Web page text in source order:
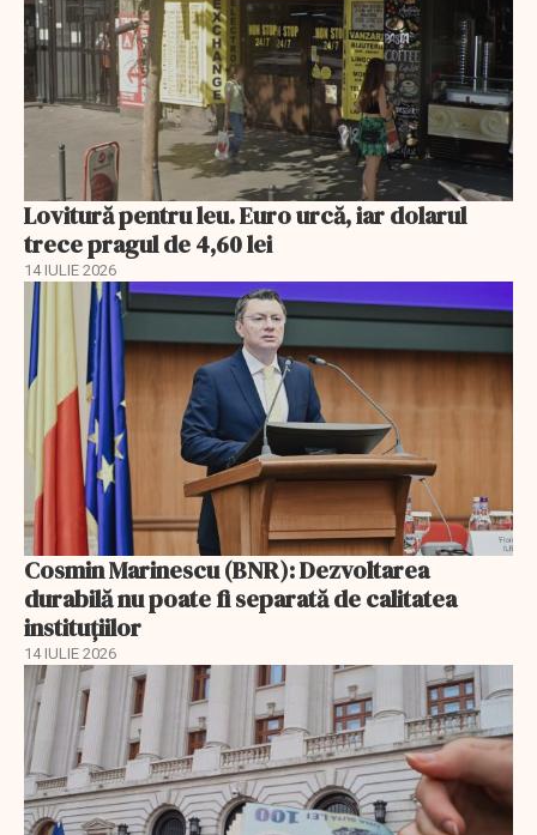
Lovitură pentru leu. Euro urcă, iar dolarul
trece pragul de 4,60 lei
14 IULIE 2026
Cosmin Marinescu (BNR): Dezvoltarea
durabilă nu poate fi separată de calitatea
instituțiilor
14 IULIE 2026
EXCLUSIV